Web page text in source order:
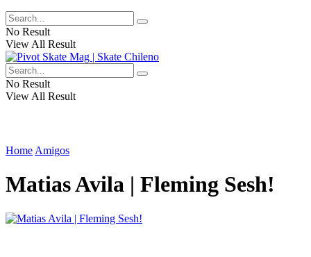
No Result
View All Result
No Result
View All Result
Home Amigos
Matias Avila | Fleming Sesh!